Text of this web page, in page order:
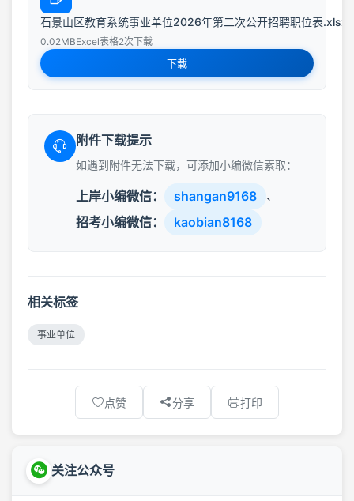
石景山区教育系统事业单位2026年第二次公开招聘职位表.xlsx
0.02MBExcel表格2次下载
下载
附件下载提示
如遇到附件无法下载，可添加小编微信索取：
上岸小编微信： shangan9168 、
招考小编微信： kaobian8168
相关标签
事业单位
点赞 分享 打印
关注公众号